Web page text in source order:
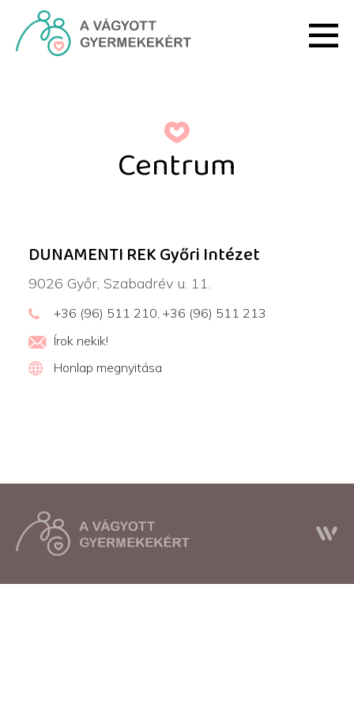
Ugrás a fő tartalomhoz
Centrum
DUNAMENTI REK Győri Intézet
9026 Győr, Szabadrév u. 11.
+36 (96) 511 210, +36 (96) 511 213
Írok nekik!
Honlap megnyitása